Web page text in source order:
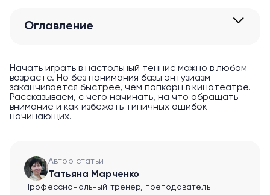
Оглавление
Начать играть в настольный теннис можно в любом
возрасте. Но без понимания базы энтузиазм
заканчивается быстрее, чем попкорн в кинотеатре.
Рассказываем, с чего начинать, на что обращать
внимание и как избежать типичных ошибок
начинающих.
Автор статьи
Татьяна Марченко
Профессиональный тренер, преподаватель